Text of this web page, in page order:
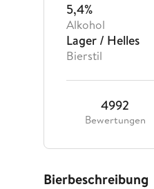
5,4%
Alkohol
Lager / Helles
Bierstil
4992
Bewertungen
Bierbeschreibung